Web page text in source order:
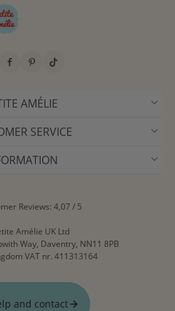
AMÉLIE
SERVICE
Reviews: 4,07 / 5
Amélie UK Ltd
Way, Daventry, NN11 8PB
VAT nr. 411313164
and contact